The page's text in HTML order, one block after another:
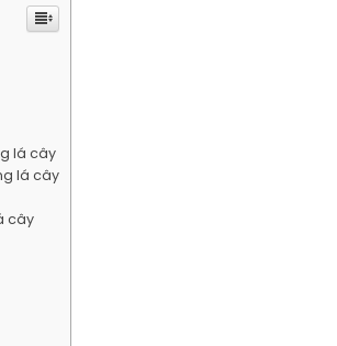
lá cây
lá cây
cây